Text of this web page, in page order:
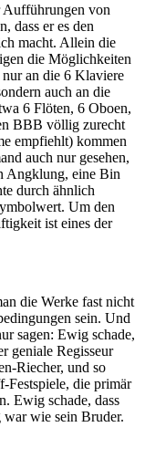
Aufführungen von
dass er es den
macht. Allein die
die Möglichkeiten
an die 6 Klaviere
auch an die
6 Flöten, 6 Oboen,
BBB völlig zurecht
empfiehlt) kommen
auch nur gesehen,
Angklung, eine Bin
durch ähnlich
Um den
ist eines der
die Werke fast nicht
sein. Und
sagen: Ewig schade,
geniale Regisseur
Riecher, und so
Festspiele, die primär
Ewig schade, dass
wie sein Bruder.